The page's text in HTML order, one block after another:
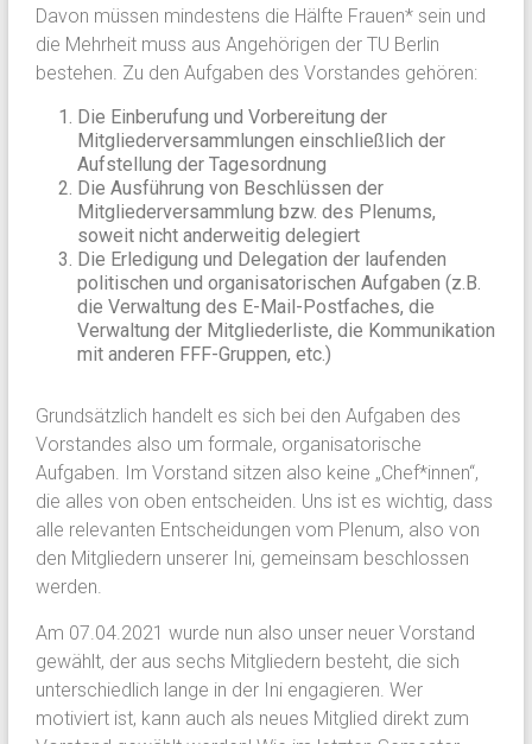
Davon müssen mindestens die Hälfte Frauen* sein und
die Mehrheit muss aus Angehörigen der TU Berlin
bestehen. Zu den Aufgaben des Vorstandes gehören:
Die Einberufung und Vorbereitung der
Mitgliederversammlungen einschließlich der
Aufstellung der Tagesordnung
Die Ausführung von Beschlüssen der
Mitgliederversammlung bzw. des Plenums,
soweit nicht anderweitig delegiert
Die Erledigung und Delegation der laufenden
politischen und organisatorischen Aufgaben (z.B.
die Verwaltung des E-Mail-Postfaches, die
Verwaltung der Mitgliederliste, die Kommunikation
mit anderen FFF-Gruppen, etc.)
Grundsätzlich handelt es sich bei den Aufgaben des
Vorstandes also um formale, organisatorische
Aufgaben. Im Vorstand sitzen also keine „Chef*innen“,
die alles von oben entscheiden. Uns ist es wichtig, dass
alle relevanten Entscheidungen vom Plenum, also von
den Mitgliedern unserer Ini, gemeinsam beschlossen
werden.
Am 07.04.2021 wurde nun also unser neuer Vorstand
gewählt, der aus sechs Mitgliedern besteht, die sich
unterschiedlich lange in der Ini engagieren. Wer
motiviert ist, kann auch als neues Mitglied direkt zum